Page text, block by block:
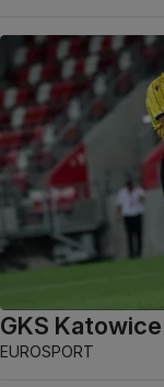
GKS
EUROSPORT